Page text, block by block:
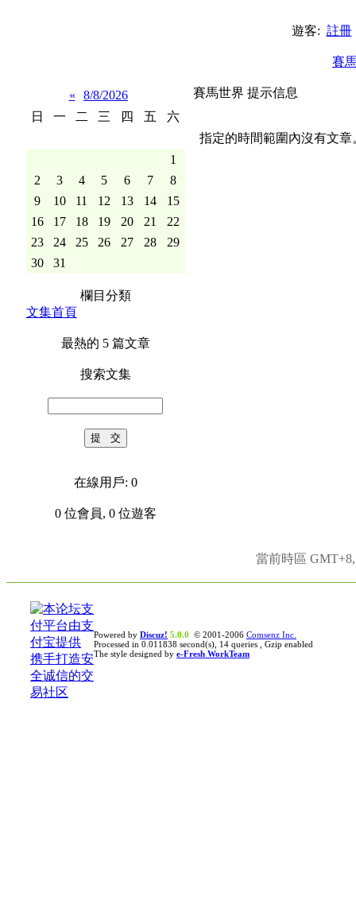
遊客: 註冊
賽
«
8/8/2026
日
一 二 三 四 五 六
1
2
3 4 5 6 7
8
9
10 11 12 13 14
15
16
17 18 19 20 21
22
23
24 25 26 27 28
29
30
31
欄目分類
文集首頁
最熱的 5 篇文章
搜索文集
在線用戶: 0
0位會員, 0位遊客
賽馬世界 提示信息
指定的時間範圍內沒有文章
當前時區
Powered by Discuz! 5.0.0 © 2001-2006 Comsenz Inc.
Processed in 0.011838 second(s), 14 queries , Gzip enabled
The style designed by e-Fresh WorkTeam